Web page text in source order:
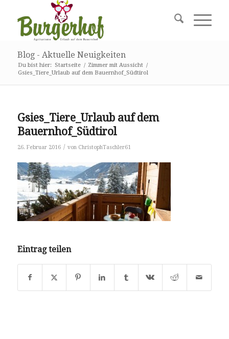
Blog - Aktuelle Neuigkeiten
Du bist hier: Startseite / Zimmer mit Aussicht /
Gsies_Tiere_Urlaub auf dem Bauernhof_Südtirol
Gsies_Tiere_Urlaub auf dem
Bauernhof_Südtirol
26. Februar 2016 / von ChristophTaschler61
Eintrag teilen